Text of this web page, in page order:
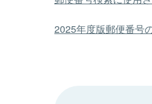
2025年度版郵便番号